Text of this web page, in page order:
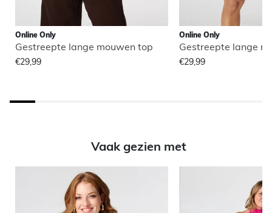
Online Only
Gestreepte lange mouwen top
€29,99
Online Only
Gestreepte lange
€29,99
Vaak gezien met